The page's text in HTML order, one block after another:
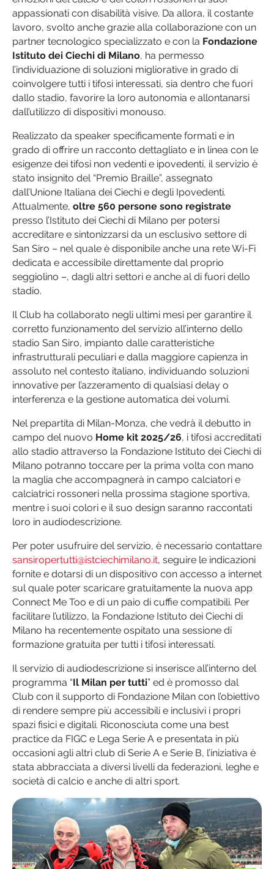
appassionati con disabilità visive. Da allora, il costante
lavoro, svolto anche grazie alla collaborazione con un
partner tecnologico specializzato e con la Fondazione
Istituto dei Ciechi di Milano, ha permesso
l’individuazione di soluzioni migliorative in grado di
coinvolgere tutti i tifosi interessati, sia dentro che fuori
dallo stadio, favorire la loro autonomia e allontanarsi
dall’utilizzo di dispositivi monouso.
Realizzato da speaker specificamente formati e in
grado di offrire un racconto dettagliato e in linea con le
esigenze dei tifosi non vedenti e ipovedenti, il servizio è
stato insignito del “Premio Braille”, assegnato
dall’Unione Italiana dei Ciechi e degli Ipovedenti.
Attualmente, oltre 560 persone sono registrate
presso l’Istituto dei Ciechi di Milano per potersi
accreditare e sintonizzarsi da un esclusivo settore di
San Siro – nel quale è disponibile anche una rete Wi-Fi
dedicata e accessibile direttamente dal proprio
seggiolino –, dagli altri settori e anche al di fuori dello
stadio.
Il Club ha collaborato negli ultimi mesi per garantire il
corretto funzionamento del servizio all’interno dello
stadio San Siro, impianto dalle caratteristiche
infrastrutturali peculiari e dalla maggiore capienza in
assoluto nel contesto italiano, individuando soluzioni
innovative per l’azzeramento di qualsiasi delay o
interferenza e la gestione automatica dei volumi.
Nel prepartita di Milan-Monza, che vedrà il debutto in
campo del nuovo Home kit 2025/26, i tifosi accreditati
allo stadio attraverso la Fondazione Istituto dei Ciechi di
Milano potranno toccare per la prima volta con mano
la maglia che accompagnerà in campo calciatori e
calciatrici rossoneri nella prossima stagione sportiva,
mentre i suoi colori e il suo design saranno raccontati
loro in audiodescrizione.
Per poter usufruire del servizio, è necessario contattare
sansiropertutti@istciechimilano.it, seguire le indicazioni
fornite e dotarsi di un dispositivo con accesso a internet
sul quale poter scaricare gratuitamente la nuova app
Connect Me Too e di un paio di cuffie compatibili. Per
facilitare l’utilizzo, la Fondazione Istituto dei Ciechi di
Milano ha recentemente ospitato una sessione di
formazione gratuita per tutti i tifosi interessati.
Il servizio di audiodescrizione si inserisce all’interno del
programma “Il Milan per tutti” ed è promosso dal
Club con il supporto di Fondazione Milan con l’obiettivo
di rendere sempre più accessibili e inclusivi i propri
spazi fisici e digitali. Riconosciuta come una best
practice da FIGC e Lega Serie A e presentata in più
occasioni agli altri club di Serie A e Serie B, l’iniziativa è
stata abbracciata a diversi livelli da federazioni, leghe e
società di calcio e anche di altri sport.